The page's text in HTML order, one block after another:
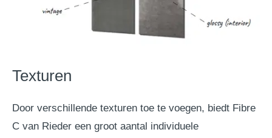
Texturen
Door verschillende texturen toe te voegen, biedt Fibre
C van Rieder een groot aantal individuele